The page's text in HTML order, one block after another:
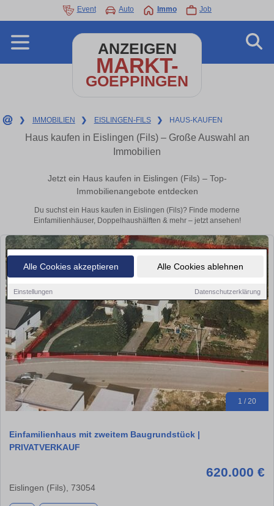
Alle Cookies akzeptieren Alle Cookies ablehnen
Einstellungen Datenschutzerklärung
Event Auto Immo Job
ANZEIGEN
MARKT-
GOEPPINGEN
❯ IMMOBILIEN ❯ EISLINGEN-FILS ❯ HAUS-KAUFEN
Haus kaufen in Eislingen (Fils) – Große Auswahl an
Immobilien
Jetzt ein Haus kaufen in Eislingen (Fils) – Top-
Immobilienangebote entdecken
Du suchst ein Haus kaufen in Eislingen (Fils)? Finde moderne
Einfamilienhäuser, Doppelhaushälften & mehr – jetzt ansehen!
1 / 20
Einfamilienhaus mit zweitem Baugrundstück |
PRIVATVERKAUF
620.000 €
Eislingen (Fils), 73054